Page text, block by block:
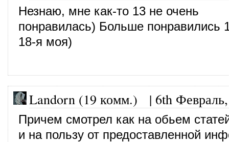
Незнаю, мне как-то 13 не очень
понравилась) Больше понравились
18-я моя)
Landorn (19 комм.) | 6th
Причем смотрел как на обьем
и на пользу от предоставленной